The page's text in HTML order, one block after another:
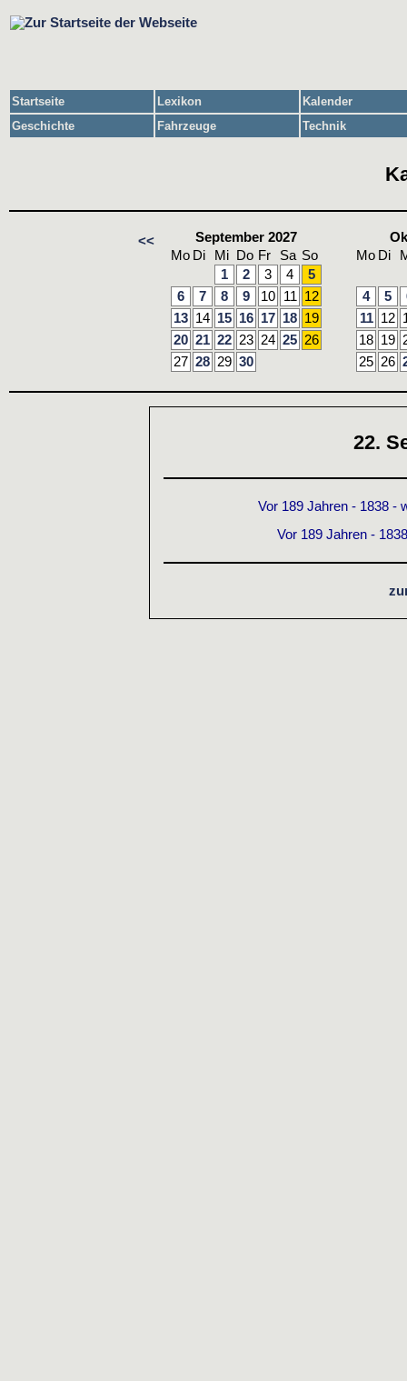
Startseite Lexikon
Kalender
Geschichte
Fahrzeuge Technik
<<
September 2027
Mo Di Mi Do Fr Sa So
1
2 3 4
5
6
7 8 9 10 11 12
13 14 15 16 17 18 19
20 21 22 23 24 25 26
27 28 29 30
Mo Di
4 5
11 12
18 19
25 26
22.
Vor 189 Jahren - 1838 -
Vor 189 Jahren -